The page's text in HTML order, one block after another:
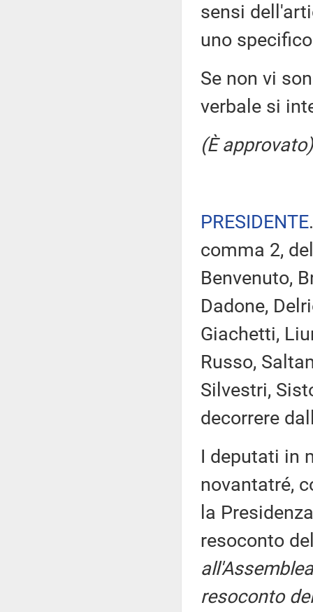
sensi
uno
Se non vi
verbale si
(È approvato)
PRESIDENTE
comma 2,
Benvenuto,
Dadone,
Giachetti,
Russo,
Silvestri,
decorrere
I deputati in
novantatré,
la
resoconto
resoconto